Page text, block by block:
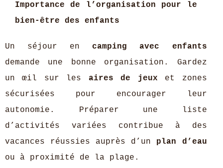
Importance de l’organisation pour le
bien-être des enfants
Un séjour encamping avec enfants
demande une bonne organisation. Gardez
un œil sur les aires de jeux et zones
sécurisées pour encourager leur
autonomie. Préparer une liste
d’activités variées contribue à des
vacances réussies auprès d’un plan d’eau
ou à proximité de la plage.